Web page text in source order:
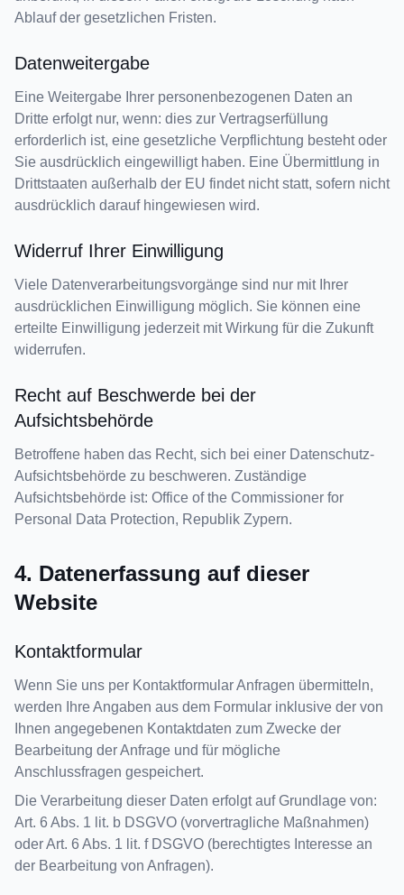
Ablauf der gesetzlichen Fristen.
Datenweitergabe
Eine Weitergabe Ihrer personenbezogenen Daten an
Dritte erfolgt nur, wenn: dies zur Vertragserfüllung
erforderlich ist, eine gesetzliche Verpflichtung besteht oder
Sie ausdrücklich eingewilligt haben. Eine Übermittlung in
Drittstaaten außerhalb der EU findet nicht statt, sofern nicht
ausdrücklich darauf hingewiesen wird.
Widerruf Ihrer Einwilligung
Viele Datenverarbeitungsvorgänge sind nur mit Ihrer
ausdrücklichen Einwilligung möglich. Sie können eine
erteilte Einwilligung jederzeit mit Wirkung für die Zukunft
widerrufen.
Recht auf Beschwerde bei der
Aufsichtsbehörde
Betroffene haben das Recht, sich bei einer Datenschutz-
Aufsichtsbehörde zu beschweren. Zuständige
Aufsichtsbehörde ist: Office of the Commissioner for
Personal Data Protection, Republik Zypern.
4. Datenerfassung auf dieser
Website
Kontaktformular
Wenn Sie uns per Kontaktformular Anfragen übermitteln,
werden Ihre Angaben aus dem Formular inklusive der von
Ihnen angegebenen Kontaktdaten zum Zwecke der
Bearbeitung der Anfrage und für mögliche
Anschlussfragen gespeichert.
Die Verarbeitung dieser Daten erfolgt auf Grundlage von:
Art. 6 Abs. 1 lit. b DSGVO (vorvertragliche Maßnahmen)
oder Art. 6 Abs. 1 lit. f DSGVO (berechtigtes Interesse an
der Bearbeitung von Anfragen).